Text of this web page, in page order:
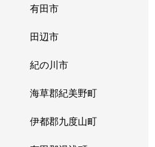
有田市
田辺市
紀の川市
海草郡紀美野町
伊都郡九度山町